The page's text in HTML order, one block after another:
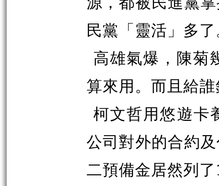
民黨「靈活」多
高雄氣爆，陳菊
算來用。而且給
柯文哲用悠遊卡
公司對外的合約
二預備金居然列